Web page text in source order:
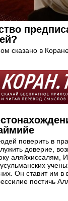
сказано в
поверить в
доверие,
аляйхиссалям,
Он ставит им в
постичь